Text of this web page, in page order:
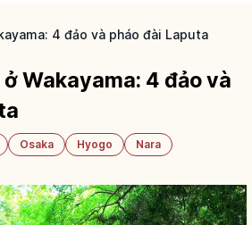
4 đảo và pháo đài Laputa
Wakayama: 4 đảo và
Osaka Hyogo
Nara